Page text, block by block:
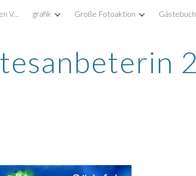
Skip to navigation
Datenschutzerklärung nach den Vorgaben der DSGVO grafik Große Fotoaktion Gästebuch
2